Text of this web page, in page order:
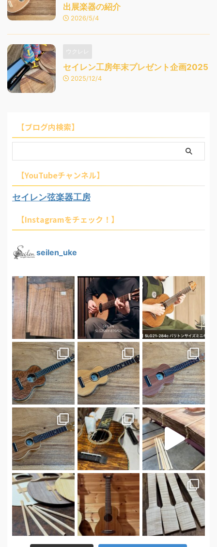
出展楽器の紹介
2026/5/4
ウクレレ
セイレン工房年末プレゼント企画2025
2025/12/4
【ブログ内検索】
【YouTubeチャンネル】
セイレン弦楽器工房
【Instagramをチェック！】
seilen_uke